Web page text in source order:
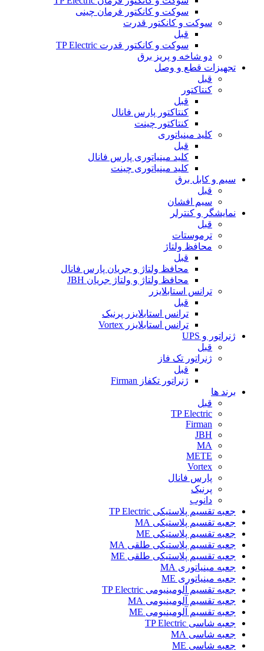
سوکت و کانکتور فرمان چینی
سوکت و کانکتور قدرت
قبل
سوکت و کانکتور قدرت TP Electric
دو شاخه و پریز برق
تجهیزات قطع و وصل
قبل
کنتاکتور
قبل
کنتاکتور پارس فانال
کنتاکتور چینت
کلید مینیاتوری
قبل
کلید مینیاتوری پارس فانال
کلید مینیاتوری چینت
سیم و کابل برق
قبل
سیم افشان
نمایشگر و کنترلر
قبل
ترموستات
محافظ ولتاژ
قبل
محافظ ولتاژ و جریان پارس فانال
محافظ ولتاژ و ولتاژ جریان JBH
ترانس استابلایزر
قبل
ترانس استابلایزر پرنیک
ترانس استابلایزر Vortex
ژنراتور و UPS
قبل
ژنراتور تک فاز
قبل
ژنراتور تکفاز Firman
برند ها
قبل
TP Electric
Firman
JBH
MA
METE
Vortex
پارس فانال
پرنیک
دانوب
جعبه تقسیم پلاستیکی TP Electric
جعبه تقسیم پلاستیکی MA
جعبه تقسیم پلاستیکی ME
جعبه تقسیم پلاستیکی طلقی MA
جعبه تقسیم پلاستیکی طلقی ME
جعبه مینیاتوری MA
جعبه مینیاتوری ME
جعبه تقسیم آلومینیومی TP Electric
جعبه تقسیم آلومینیومی MA
جعبه تقسیم آلومینیومی ME
جعبه شاسی TP Electric
جعبه شاسی MA
جعبه شاسی ME